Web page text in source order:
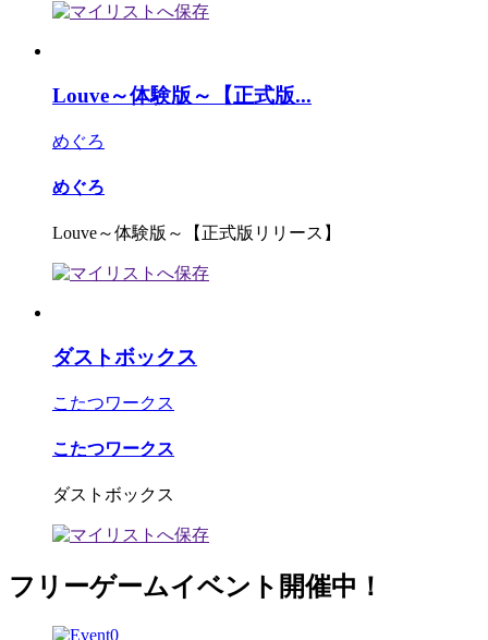
Louve～体験版～【正式版...
めぐろ
めぐろ
Louve～体験版～【正式版リリース】
ダストボックス
こたつワークス
こたつワークス
ダストボックス
フリーゲームイベント開催中！